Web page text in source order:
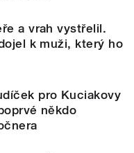
a vrah vystřelil.
k muži, který ho
pro Kuciakovy
někdo